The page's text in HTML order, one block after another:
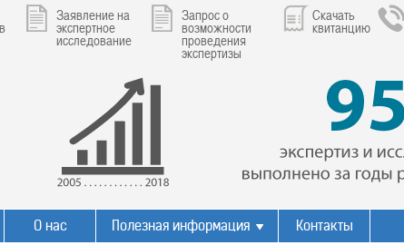
Заявление на
экспертное
исследование
Запрос о
возможности
проведения
экспертизы
Скачать
квитанцию
О нас Полезная информация Контакты